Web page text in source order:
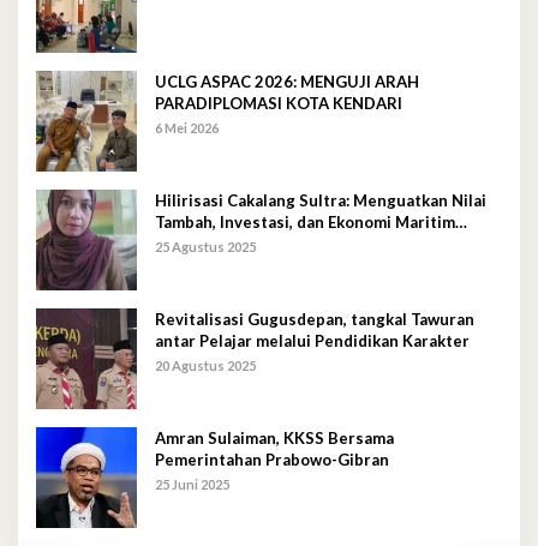
UCLG ASPAC 2026: MENGUJI ARAH
PARADIPLOMASI KOTA KENDARI
6 Mei 2026
Hilirisasi Cakalang Sultra: Menguatkan Nilai
Tambah, Investasi, dan Ekonomi Maritim
Berkelanjutan
25 Agustus 2025
Revitalisasi Gugusdepan, tangkal Tawuran
antar Pelajar melalui Pendidikan Karakter
20 Agustus 2025
Amran Sulaiman, KKSS Bersama
Pemerintahan Prabowo-Gibran
25 Juni 2025